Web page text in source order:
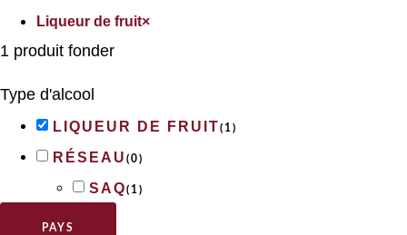
Liqueur de fruit×
1 produit fonder
Type d'alcool
LIQUEUR DE FRUIT( 1 )
RÉSEAU (0)
SAQ( 1 )
PAYS